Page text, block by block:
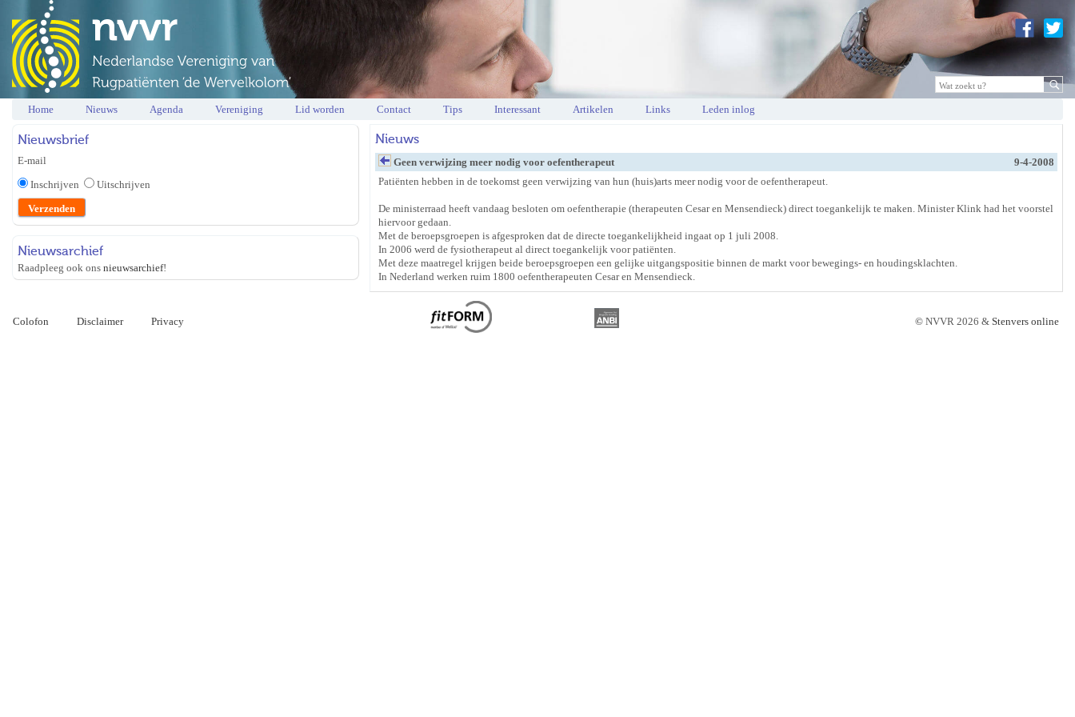
Home Nieuws Agenda Vereniging Lid worden Contact Tips Interessant Artikelen Links Leden inlog
Nieuws
Geen verwijzing meer nodig voor oefentherapeut
9-4-2008
Patiënten hebben in de toekomst geen verwijzing van hun (huis)arts meer nodig voor de oefentherapeut.
De ministerraad heeft vandaag besloten om oefentherapie (therapeuten Cesar en Mensendieck) direct toegankelijk te maken. Minister Klink had het voorstel
hiervoor gedaan.
Met de beroepsgroepen is afgesproken dat de directe toegankelijkheid ingaat op 1 juli 2008.
In 2006 werd de fysiotherapeut al direct toegankelijk voor patiënten.
Met deze maatregel krijgen beide beroepsgroepen een gelijke uitgangspositie binnen de markt voor bewegings- en houdingsklachten.
In Nederland werken ruim 1800 oefentherapeuten Cesar en Mensendieck.
Nieuwsbrief
E-mail
Inschrijven
Uitschrijven
Nieuwsarchief
Raadpleeg ook ons nieuwsarchief!
© NVVR 2026 & Stenvers online
Colofon Disclaimer Privacy